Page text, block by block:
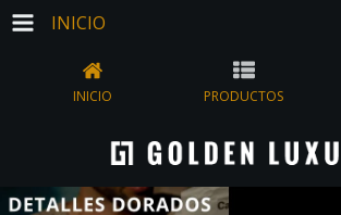
INICIO
INICIO PRODUCTOS